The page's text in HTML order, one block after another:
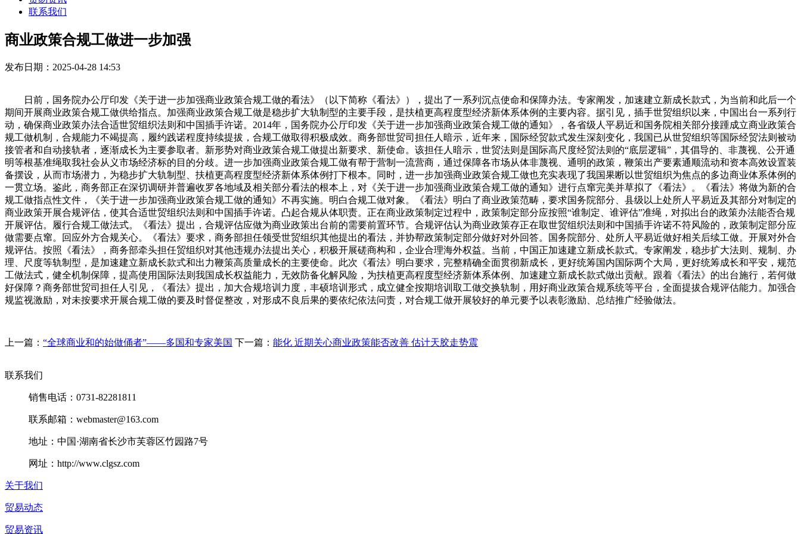
联系我们
商业政策合规工做进一步加强
发布日期：2025-04-28 14:53
日前，国务院办公厅印发《关于进一步加强商业政策合规工做的看法》（以下简称《看法》），提出了一系列沉点使命和保障办法。专家阐发，加速建立新成长款式，为当前和此后一个
期间开展商业政策合规工做供给指点。加强商业政策合规工做是稳步扩大轨制型的主要手段，是扶植更高程度型经济新体系体例的主要内容。据引见，插手世贸组织以来，中国出台一系列行
动，确保商业政策办法合适世贸组织法则和中国插手许诺。2014年，国务院办公厅印发《关于进一步加强商业政策合规工做的通知》，各省级人平易近和国务院相关部分接踵成立商业政策合
规工做机制，合规能力不竭提高，履约践诺程度持续提拔，合规工做取得积极成效。商务部世贸司担任人暗示，近年来，国际经贸款式发生深刻变化，我国已从世贸组织等国际经贸法则被动
接管者和自动接轨者，逐渐成长为主要参取者。新形势对商业政策合规工做提出新要求、新使命。该担任人暗示，世贸法则是国际高尺度经贸法则的“底层逻辑”，其倡导的、非蔑视、公开通
明等根基准绳取我社会从义市场经济标的目的分歧。进一步加强商业政策合规工做有帮于营制一流营商，通过保障各市场从体非蔑视、通明的政策，鞭策出产要素通顺流动和资本高效设置装
备摆设，从而市场潜力，为稳步扩大轨制型、扶植更高程度型经济新体系体例打下根本。同时，进一步加强商业政策合规工做也充实表现了我国果断以世贸组织为焦点的多边商业体系体例的
一贯立场。鉴此，商务部正在深切调研并普遍收罗各地域及相关部分看法的根本上，对《关于进一步加强商业政策合规工做的通知》进行点窜完美并草拟了《看法》。《看法》将做为新的合
规工做指点性文件，《关于进一步加强商业政策合规工做的通知》不再实施。明白合规工做对象。《看法》明白了商业政策范畴，要求国务院部分、县级以上处所人平易近及其部分对制定的
商业政策开展合规评估，使其合适世贸组织法则和中国插手许诺。凸起合规从体职责。正在商业政策制定过程中，政策制定部分应按照“谁制定、谁评估”准绳，对拟出台的政策办法能否合规
开展评估。履行合规工做法式。《看法》提出，合规评估应做为商业政策出台前的需要前置环节。合规评估认为商业政策存正在取世贸组织法则和中国插手许诺不符风险的，政策制定部分应
做需要点窜。回应外方合规关心。《看法》要求，商务部担任领受世贸组织其他提出的看法，并协帮政策制定部分做好对外回答。国务院部分、处所人平易近做好相关后续工做。开展对外合
规评估。按照《看法》，商务部牵头担任贸组织对其他违规办法提出关心，积极开展磋商构和，企业合理海外权益。当前，中国正加速建立新成长款式。专家阐发，稳步扩大法则、规制、办
理、尺度等轨制型，是加速建立新成长款式和出力鞭策高质量成长的主要使命。此次《看法》明白要求，完整精确全面贯彻新成长，更好统筹国内国际两个大局，更好统筹成长和平安，规范
工做法式，健全机制保障，提高使用国际法则我国成长权益能力，无效防备化解风险，为扶植更高程度型经济新体系体例、加速建立新成长款式做出贡献。跟着《看法》的出台施行，若何做
好保障？商务部世贸司担任人引见，《看法》提出，加大合规培训力度，丰硕培训形式，成立健全按期培训取工做交换轨制，用好商业政策合规系统等平台，全面提拔合规评估能力。加强合
规监视激励，对未按要求开展合规工做的要及时督促整改，对形成不良后果的要依纪依法问责，对合规工做开展较好的单元要予以表彰激励、总结推广经验做法。
上一篇： “全球商业和的始做俑者”——多国和专家美国 下一篇： 能化 近期关心商业政策能否改善 估计天胶走势震
联系我们
销售电话：0731-82281811
联系邮箱：webmaster@163.com
地址：中国·湖南省长沙市芙蓉区竹园路7号
网址：http://www.clgsz.com
关于我们
贸易动态
贸易资讯